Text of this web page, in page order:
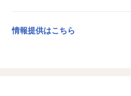
情報提供はこちら